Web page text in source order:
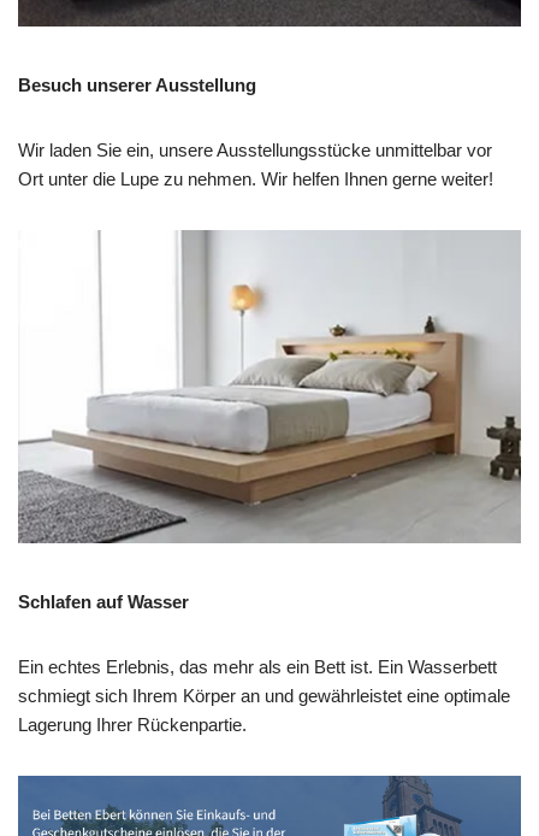
Besuch unserer Ausstellung
Wir laden Sie ein, unsere Ausstellungsstücke unmittelbar vor
Ort unter die Lupe zu nehmen. Wir helfen Ihnen gerne weiter!
Schlafen auf Wasser
Ein echtes Erlebnis, das mehr als ein Bett ist. Ein Wasserbett
schmiegt sich Ihrem Körper an und gewährleistet eine optimale
Lagerung Ihrer Rückenpartie.